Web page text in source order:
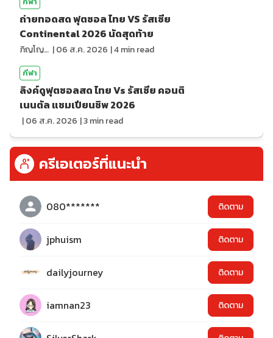
ถ่ายทอดสด ฟุตซอล ไทย VS รัสเซีย
Continental 2026 นัดสุดท้าย
ภิญโญ ส่องแสง |06 ส.ค. 2026 |4min read
กีฬา
ลิงค์ดูฟุตซอลสด ไทย Vs รัสเซีย คอนติ
เนนตัล แชมเปียนชิพ 2026
|06 ส.ค. 2026 |3min read
ครีเอเตอร์ที่แนะนำ
080******* ติดตาม
jphuism ติดตาม
dailyjourney ติดตาม
iamnan23 ติดตาม